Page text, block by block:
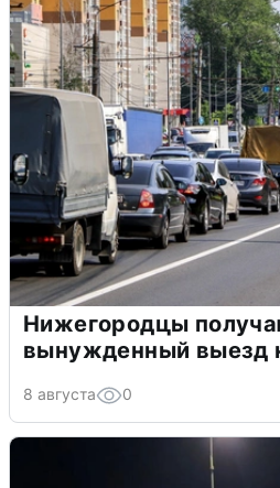
Нижегородцы
вынужденный выезд
8 августа 0